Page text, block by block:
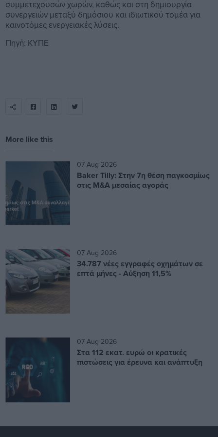
συμμετεχουσών χωρών, καθώς και στη δημιουργία
συνεργειών μεταξύ δημόσιου και ιδιωτικού τομέα για
καινοτόμες ενεργειακές λύσεις.
Πηγή: ΚΥΠΕ
More like this
07 Aug 2026
Baker Tilly: Στην 7η θέση παγκοσμίως
στις M&A μεσαίας αγοράς
07 Aug 2026
34.787 νέες εγγραφές οχημάτων σε
επτά μήνες - Αύξηση 11,5%
07 Aug 2026
Στα 112 εκατ. ευρώ οι κρατικές
πιστώσεις για έρευνα και ανάπτυξη